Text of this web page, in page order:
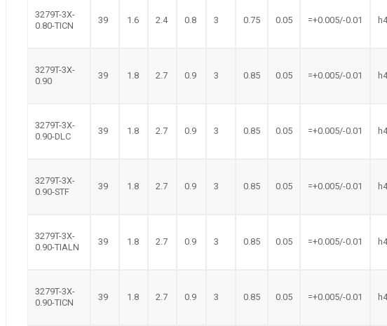
3279T-3X-
0.80-TICN
39 1.6 2.4 0.8 3 0.75 0.05 =+0.005/-0.01 h4
3279T-3X-
0.90
39 1.8 2.7 0.9 3 0.85 0.05 =+0.005/-0.01 h4
3279T-3X-
0.90-DLC
39 1.8 2.7 0.9 3 0.85 0.05 =+0.005/-0.01 h4
3279T-3X-
0.90-STF
39 1.8 2.7 0.9 3 0.85 0.05 =+0.005/-0.01 h4
3279T-3X-
0.90-TIALN
39 1.8 2.7 0.9 3 0.85 0.05 =+0.005/-0.01 h4
3279T-3X-
0.90-TICN
39 1.8 2.7 0.9 3 0.85 0.05 =+0.005/-0.01 h4